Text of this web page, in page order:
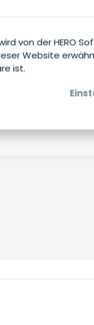
von der HERO
Website
ist.